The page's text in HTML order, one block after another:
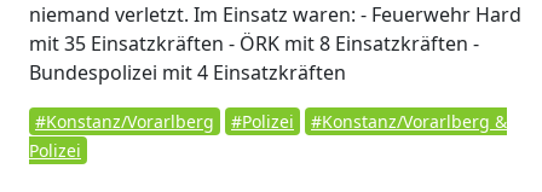
niemand verletzt. Im Einsatz waren: - Feuerwehr Hard
mit 35 Einsatzkräften - ÖRK mit 8 Einsatzkräften -
Bundespolizei mit 4 Einsatzkräften
#Konstanz/Vorarlberg #Polizei
#Konstanz/Vorarlberg &
Polizei